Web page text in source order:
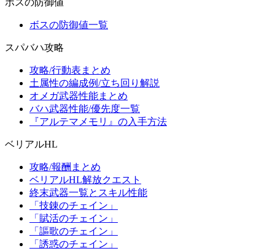
ボスの防御値
ボスの防御値一覧
スパバハ攻略
攻略/行動表まとめ
土属性の編成例/立ち回り解説
オメガ武器性能まとめ
バハ武器性能/優先度一覧
『アルテマメモリ』の入手方法
ベリアルHL
攻略/報酬まとめ
ベリアルHL解放クエスト
終末武器一覧とスキル性能
「技錬のチェイン」
「賦活のチェイン」
「謳歌のチェイン」
「誘惑のチェイン」